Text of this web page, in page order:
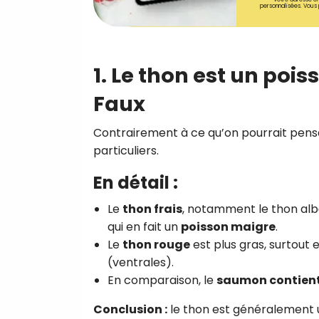
personnalisées.
1. Le thon est un
Faux
Contrairement à ce qu’on pourrait
particuliers.
En détail :
Le thon frais, notamment le thon
qui en fait un poisson maigre.
Le thon rougeest plus gras, surtout
(ventrales).
En comparaison, lesaumon contient
Conclusion : le thon est généralement